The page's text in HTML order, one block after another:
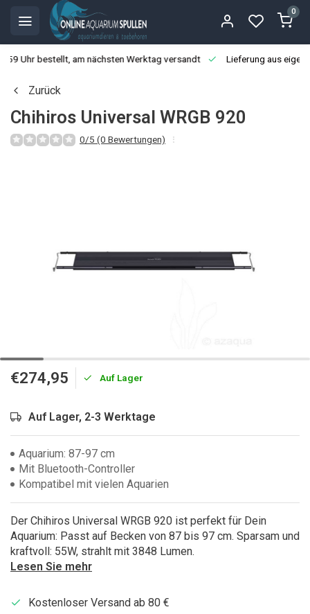
0
Uhr bestellt, am nächsten Werktag versandt Lieferung aus
Zurück
Chihiros Universal WRGB 920
0/5 (0 Bewertungen)
€274,95 Auf Lager
Auf Lager, 2-3 Werktage
Aquarium: 87-97 cm
Mit Bluetooth-Controller
Kompatibel mit vielen Aquarien
Der Chihiros Universal WRGB 920 ist perfekt für Dein
Aquarium: Passt auf Becken von 87 bis 97 cm. Sparsam und
kraftvoll: 55W, strahlt mit 3848 Lumen.
Lesen Sie mehr
Kostenloser Versand ab 80 €